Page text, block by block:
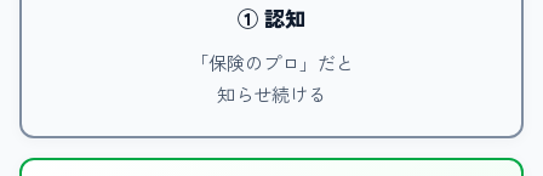
① 認知
「保険のプロ」だと
知らせ続ける